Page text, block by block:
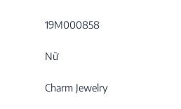
19M000858
Nữ
Charm Jewelry